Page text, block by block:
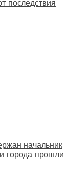
последствия
начальник
города прошли